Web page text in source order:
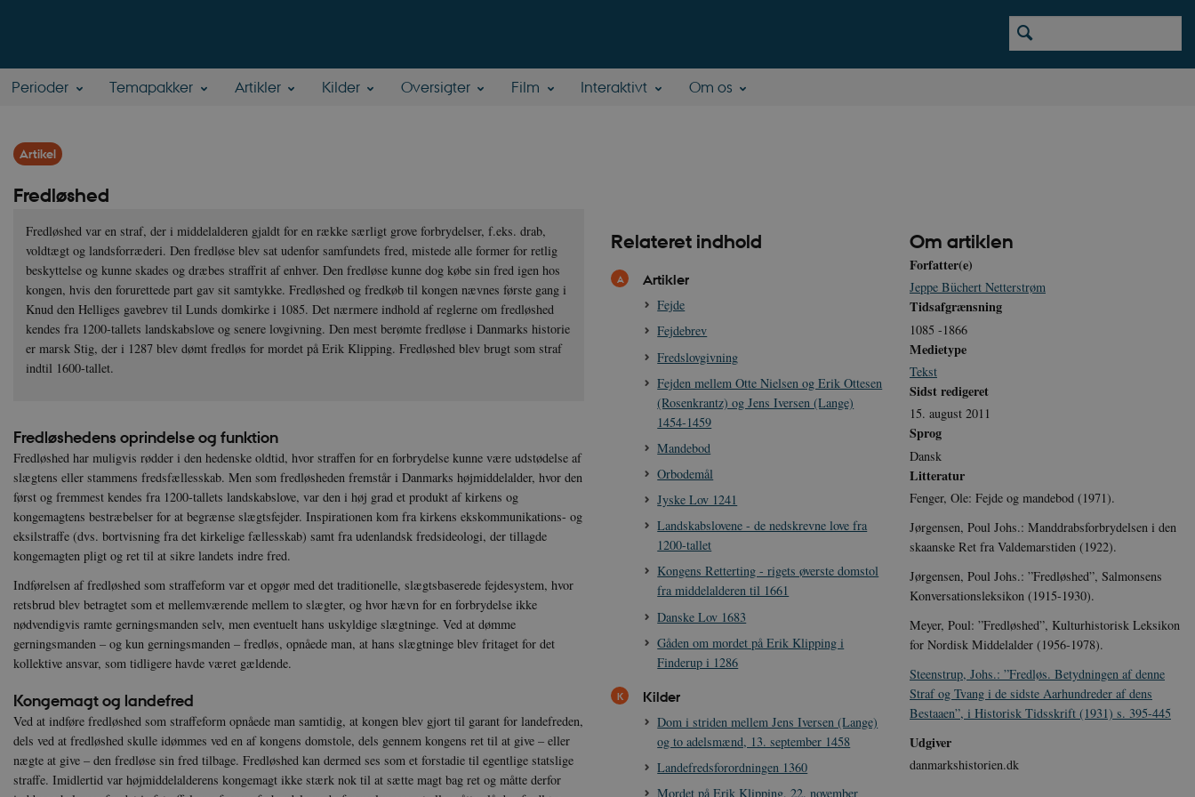
Perioder Temapakker Artikler Kilder Oversigter Film Interaktivt Om os
Artikel
Fredløshed
Fredløshed var en straf, der i middelalderen gjaldt for en række særligt grove forbrydelser, f.eks. drab,
voldtægt og landsforræderi. Den fredløse blev sat udenfor samfundets fred, mistede alle former for retlig
beskyttelse og kunne skades og dræbes straffrit af enhver. Den fredløse kunne dog købe sin fred igen hos
kongen, hvis den forurettede part gav sit samtykke. Fredløshed og fredkøb til kongen nævnes første gang i
Knud den Helliges gavebrev til Lunds domkirke i 1085. Det nærmere indhold af reglerne om fredløshed
kendes fra 1200-tallets landskabslove og senere lovgivning. Den mest berømte fredløse i Danmarks historie
er marsk Stig, der i 1287 blev dømt fredløs for mordet på Erik Klipping. Fredløshed blev brugt som straf
indtil 1600-tallet.
Fredløshedens oprindelse og funktion
Fredløshed har muligvis rødder i den hedenske oldtid, hvor straffen for en forbrydelse kunne være udstødelse af
slægtens eller stammens fredsfællesskab. Men som fredløsheden fremstår i Danmarks højmiddelalder, hvor den
først og fremmest kendes fra 1200-tallets landskabslove, var den i høj grad et produkt af kirkens og
kongemagtens bestræbelser for at begrænse slægtsfejder. Inspirationen kom fra kirkens ekskommunikations- og
eksilstraffe (dvs. bortvisning fra det kirkelige fællesskab) samt fra udenlandsk fredsideologi, der tillagde
kongemagten pligt og ret til at sikre landets indre fred.
Indførelsen af fredløshed som straffeform var et opgør med det traditionelle, slægtsbaserede fejdesystem, hvor
retsbrud blev betragtet som et mellemværende mellem to slægter, og hvor hævn for en forbrydelse ikke
nødvendigvis ramte gerningsmanden selv, men eventuelt hans uskyldige slægtninge. Ved at dømme
gerningsmanden – og kun gerningsmanden – fredløs, opnåede man, at hans slægtninge blev fritaget for det
kollektive ansvar, som tidligere havde været gældende.
Kongemagt og landefred
Ved at indføre fredløshed som straffeform opnåede man samtidig, at kongen blev gjort til garant for landefreden,
dels ved at fredløshed skulle idømmes ved en af kongens domstole, dels gennem kongens ret til at give – eller
nægte at give – den fredløse sin fred tilbage. Fredløshed kan dermed ses som et forstadie til egentlige statslige
straffe. Imidlertid var højmiddelalderens kongemagt ikke stærk nok til at sætte magt bag ret og måtte derfor
Relateret indhold
Artikler
Fejde
Fejdebrev
Fredslovgivning
Fejden mellem Otte Nielsen og Erik Ottesen
(Rosenkrantz) og Jens Iversen (Lange)
1454-1459
Mandebod
Orbodemål
Jyske Lov 1241
Landskabslovene - de nedskrevne love fra
1200-tallet
Kongens Retterting - rigets øverste domstol
fra middelalderen til 1661
Danske Lov 1683
Gåden om mordet på Erik Klipping i
Finderup i 1286
Kilder
Dom i striden mellem Jens Iversen (Lange)
og to adelsmænd, 13. september 1458
Landefredsforordningen 1360
Mordet på Erik Klipping, 22. november
Om artiklen
Forfatter(e)
Jeppe Büchert Netterstrøm
Tidsafgrænsning
1085 -1866
Medietype
Tekst
Sidst redigeret
15. august 2011
Sprog
Dansk
Litteratur
Fenger, Ole: Fejde og mandebod (1971).
Jørgensen, Poul Johs.: Manddrabsforbrydelsen i den
skaanske Ret fra Valdemarstiden (1922).
Jørgensen, Poul Johs.: ”Fredløshed”, Salmonsens
Konversationsleksikon (1915-1930).
Meyer, Poul: ”Fredløshed”, Kulturhistorisk Leksikon
for Nordisk Middelalder (1956-1978).
Steenstrup, Johs.: ”Fredløs. Betydningen af denne
Straf og Tvang i de sidste Aarhundreder af dens
Bestaaen”, i Historisk Tidsskrift (1931) s. 395-445
Udgiver
danmarkshistorien.dk